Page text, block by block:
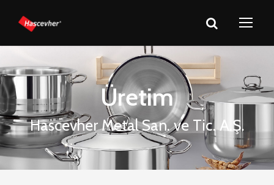
Üretim
Hascevher Metal San. ve Tic. A.Ş.